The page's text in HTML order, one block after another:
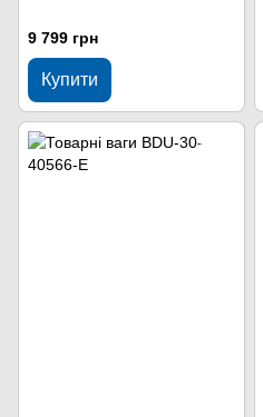
9 799 грн
Купити